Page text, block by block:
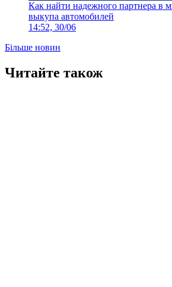
Как найти надежного партнера в
выкупа автомобилей
14:52, 30/06
Більше новин
Читайте також